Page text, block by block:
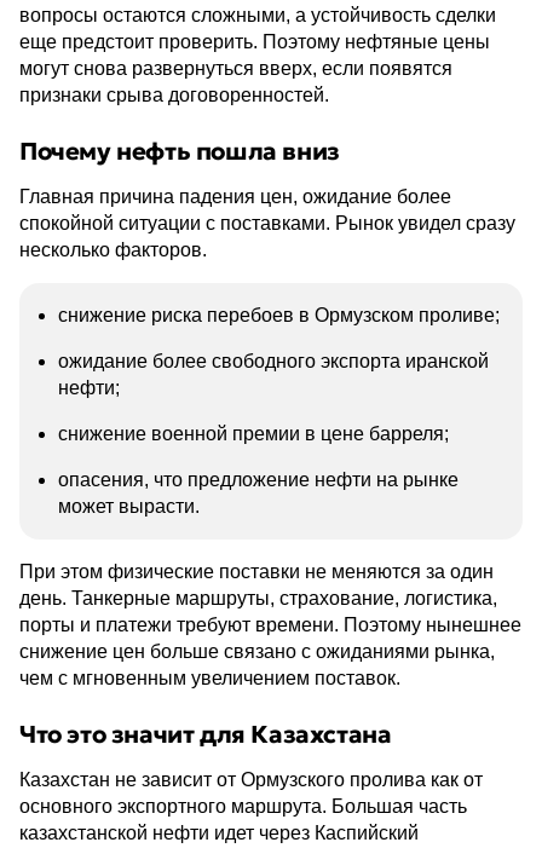
вопросы остаются сложными, а устойчивость сделки
еще предстоит проверить. Поэтому нефтяные цены
могут снова развернуться вверх, если появятся
признаки срыва договоренностей.
Почему нефть пошла вниз
Главная причина падения цен, ожидание более
спокойной ситуации с поставками. Рынок увидел сразу
несколько факторов.
снижение риска перебоев в Ормузском проливе;
ожидание более свободного экспорта иранской
нефти;
снижение военной премии в цене барреля;
опасения, что предложение нефти на рынке
может вырасти.
При этом физические поставки не меняются за один
день. Танкерные маршруты, страхование, логистика,
порты и платежи требуют времени. Поэтому нынешнее
снижение цен больше связано с ожиданиями рынка,
чем с мгновенным увеличением поставок.
Что это значит для Казахстана
Казахстан не зависит от Ормузского пролива как от
основного экспортного маршрута. Большая часть
казахстанской нефти идет через Каспийский